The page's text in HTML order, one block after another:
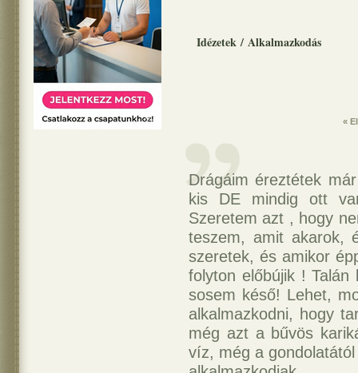
Idézetek / Alkalmazkodás
«
Drágáim éreztétek
kis DE mindig ott
Szeretem azt , hogy
teszem, amit akarok,
szeretek, és amikor
folyton előbújik !
sosem késő! Lehet,
alkalmazkodni, hogy
még azt a bűvös
víz, még a